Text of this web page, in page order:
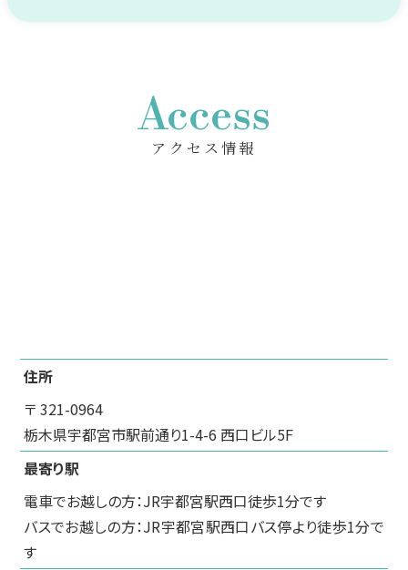
Access
アクセス情報
住所
〒 321-0964
栃木県宇都宮市駅前通り1-4-6 西口ビル5F
最寄り駅
電車でお越しの方：JR宇都宮駅西口徒歩1分です
バスでお越しの方：JR宇都宮駅西口バス停より徒歩1分で
す